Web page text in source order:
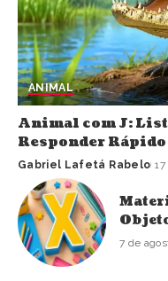
ANIMAL
Animal com J:
Responder Rápido
Gabriel Lafetá Rabelo
7 de